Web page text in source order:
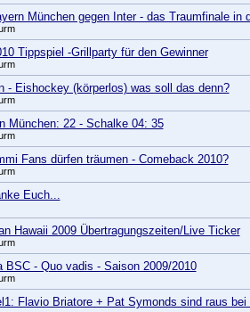
München gegen Inter - das Traumfinale in
Tippspiel -Grillparty für den Gewinner
- Eishockey (körperlos) was soll das denn?
München: 22 - Schalke 04: 35
Fans dürfen träumen - Comeback 2010?
Euch...
Hawaii 2009 Übertragungszeiten/Live Ticker
BSC - Quo vadis - Saison 2009/2010
Flavio Briatore + Pat Symonds sind raus bei